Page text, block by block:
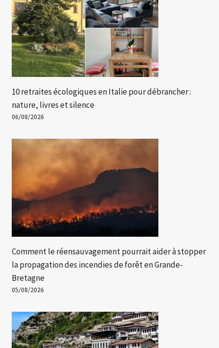
10 retraites écologiques en Italie pour débrancher :
nature, livres et silence
06/08/2026
Comment le réensauvagement pourrait aider à stopper
la propagation des incendies de forêt en Grande-
Bretagne
05/08/2026